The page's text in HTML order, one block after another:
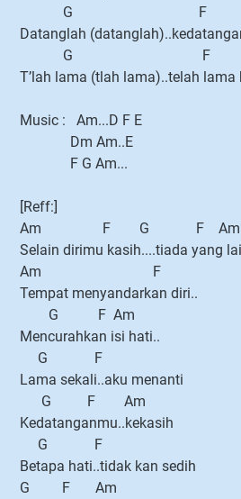
G F
Datanglah
G F
T’lah lama (tlah lama)..telah lama
Music : Am...D F E
Dm Am..E
F G Am...
[Reff:]
Am F G F Am
Selain dirimu kasih....tiada yang
Am F
Tempat menyandarkan diri..
G F Am
Mencurahkan isi hati..
G F
Lama sekali..aku menanti
G F Am
Kedatanganmu..kekasih
G F
Betapa hati..tidak kan sedih
G F Am